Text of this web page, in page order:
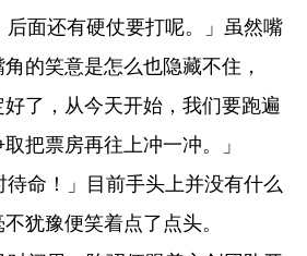
面还有硬仗要打呢。」虽然嘴
的笑意是怎么也隐藏不住，
好了，从今天开始，我们要跑遍
把票房再往上冲一冲。」
命！」目前手头上并没有什么
犹豫便笑着点了点头。